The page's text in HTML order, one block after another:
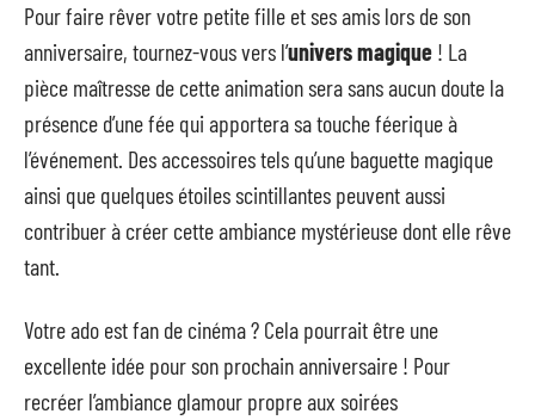
Pour faire rêver votre petite fille et ses amis lors de son
anniversaire, tournez-vous vers l’univers magique ! La
pièce maîtresse de cette animation sera sans aucun doute la
présence d’une fée qui apportera sa touche féerique à
l’événement. Des accessoires tels qu’une baguette magique
ainsi que quelques étoiles scintillantes peuvent aussi
contribuer à créer cette ambiance mystérieuse dont elle rêve
tant.
Votre ado est fan de cinéma ? Cela pourrait être une
excellente idée pour son prochain anniversaire ! Pour
recréer l’ambiance glamour propre aux soirées